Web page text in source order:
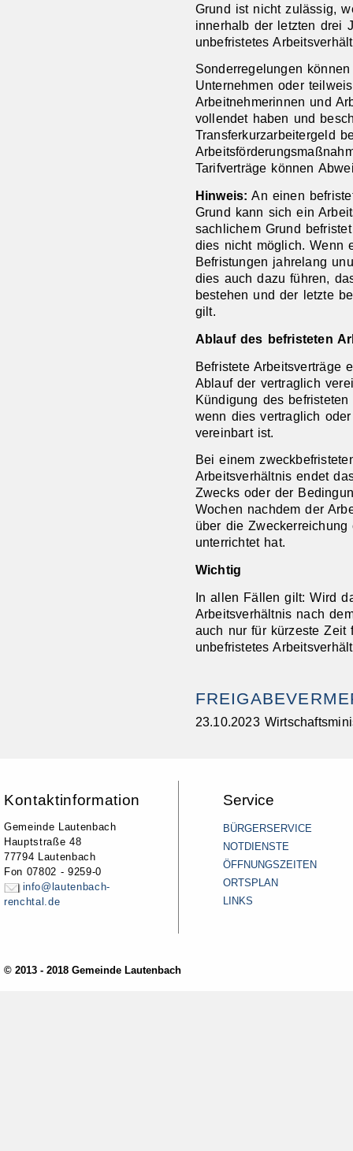
Grund ist nicht zulässig,
innerhalb der letzten drei
unbefristetes
Sonderregelungen
Unternehmen oder
Arbeitnehmerinnen und
vollendet haben und
Transferkurzarbeitergeld
Tarifverträge können
Hinweis: An einen
Grund kann sich ein
sachlichem Grund
dies nicht möglich. Wenn
Befristungen jahrelang
dies auch dazu führen,
bestehen und der letzte
gilt.
Ablauf des befristeten
Befristete Arbeitsverträge
Ablauf der vertraglich
Kündigung des
wenn dies vertraglich
vereinbart ist.
Bei einem
Arbeitsverhältnis endet
Zwecks oder der
Wochen nachdem der
über die
unterrichtet hat.
Wichtig
In allen Fällen gilt: Wird
Arbeitsverhältnis nach
auch nur für kürzeste Zeit
unbefristetes
23.10.2023
Kontaktinformation
Gemeinde Lautenbach
Hauptstraße 48
77794 Lautenbach
Fon 07802 - 9259-0
info@lautenbach-
renchtal.de
Service
BÜRGERSERVICE
NOTDIENSTE
ÖFFNUNGSZEITEN
ORTSPLAN
LINKS
© 2013 - 2018 Gemeinde Lautenbach